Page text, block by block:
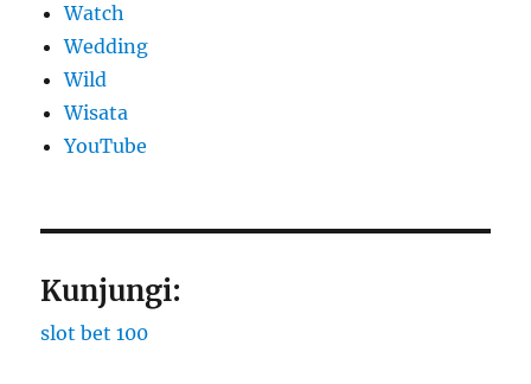
Watch
Wedding
Wild
Wisata
YouTube
Kunjungi:
slot bet 100